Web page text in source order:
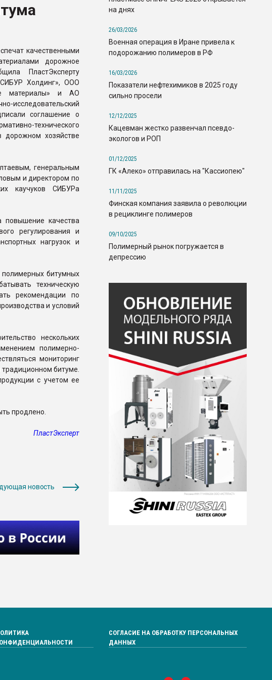
качественными
дорожное
ПластЭксперту
Холдинг», ООО
материалы» и АО
исследовательский
соглашение о
технического
дорожном хозяйстве
генеральным
и директором по
каучуков СИБУРа
повышение качества
регулирования и
нагрузок и
полимерных битумных
техническую
рекомендации по
и условий
нескольких
полимерно-
мониторинг
битуме.
с учетом ее
продлено.
ПластЭксперт
новость
на днях
26/03/2026
Военная операция в Иране привела к
подорожанию полимеров в РФ
16/03/2026
Показатели нефтехимиков в 2025 году
сильно просели
12/12/2025
Кацевман жестко развенчал псевдо-
экологов и РОП
01/12/2025
ГК «Алеко» отправилась на "Кассиопею"
11/11/2025
Финская компания заявила о революции
в рециклинге полимеров
09/10/2025
Полимерный рынок погружается в
депрессию
СОГЛАСИЕ НА ОБРАБОТКУ ПЕРСОНАЛЬНЫХ
ДАННЫХ